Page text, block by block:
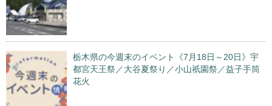
栃木県の今週末のイベント《7月18日～20日》宇
都宮天王祭／大谷夏祭り／小山祇園祭／益子手筒
花火